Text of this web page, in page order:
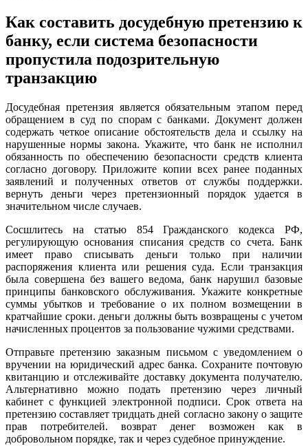
Как составить досудебную претензию к
банку, если система безопасности
пропустила подозрительную
транзакцию
Досудебная претензия является обязательным этапом перед
обращением в суд по спорам с банками. Документ должен
содержать четкое описание обстоятельств дела и ссылку на
нарушенные нормы закона. Укажите, что банк не исполнил
обязанность по обеспечению безопасности средств клиента
согласно договору. Приложите копии всех ранее поданных
заявлений и полученных ответов от службы поддержки.
вернуть деньги через претензионный порядок удается в
значительном числе случаев.
Сосшлитесь на статью 854 Гражданского кодекса РФ,
регулирующую основания списания средств со счета. Банк
имеет право списывать деньги только при наличии
распоряжения клиента или решения суда. Если транзакция
была совершена без вашего ведома, банк нарушил базовые
принципы банковского обслуживания. Укажите конкретные
суммы убытков и требование о их полном возмещении в
кратчайшие сроки. деньги должны быть возвращены с учетом
начисленных процентов за пользование чужими средствами.
Отправьте претензию заказным письмом с уведомлением о
вручении на юридический адрес банка. Сохраните почтовую
квитанцию и отслеживайте доставку документа получателю.
Альтернативно можно подать претензию через личный
кабинет с функцией электронной подписи. Срок ответа на
претензию составляет тридцать дней согласно закону о защите
прав потребителей. возврат денег возможен как в
добровольном порядке, так и через судебное принуждение.